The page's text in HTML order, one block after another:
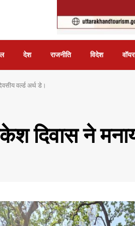
देश राजनीति विदेश
वर्ल्ड अर्थ डे।
दिवास ने